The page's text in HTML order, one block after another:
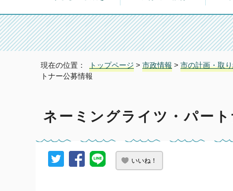
現在の位置： トップページ > 市政情報 > 市の計画・取
トナー公募情報
ネーミングライツ・パー
いいね！